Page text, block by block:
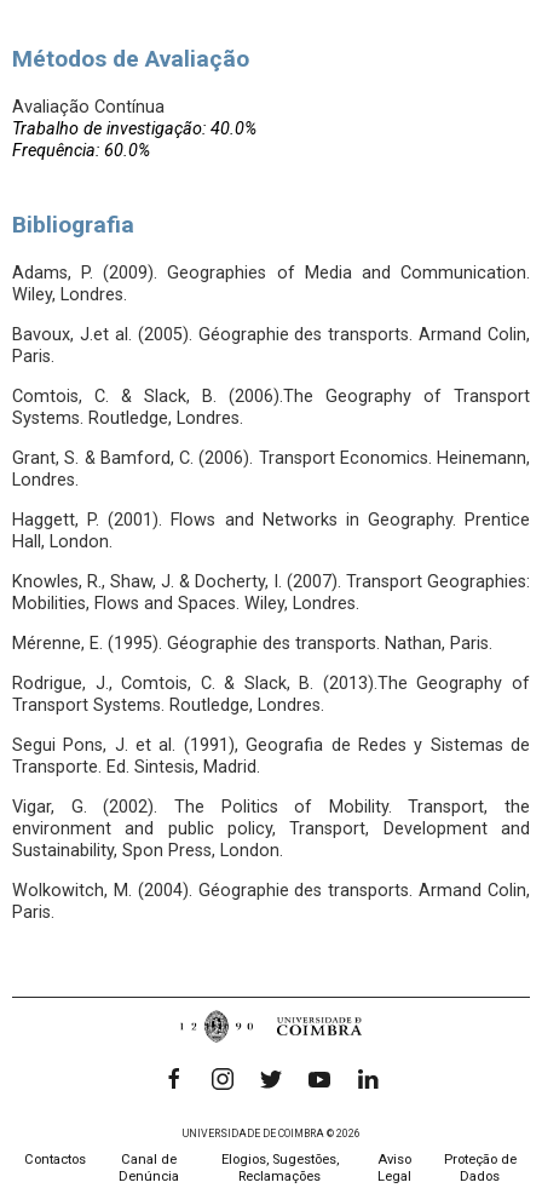
Métodos de Avaliação
Avaliação Contínua
Trabalho de investigação: 40.0%
Frequência: 60.0%
Bibliografia
Adams, P. (2009). Geographies of Media and Communication.
Wiley, Londres.
Bavoux, J.et al. (2005). Géographie des transports. Armand Colin,
Paris.
Comtois, C. & Slack, B. (2006).The Geography of Transport
Systems. Routledge, Londres.
Grant, S. & Bamford, C. (2006). Transport Economics. Heinemann,
Londres.
Haggett, P. (2001). Flows and Networks in Geography. Prentice
Hall, London.
Knowles, R., Shaw, J. & Docherty, I. (2007). Transport Geographies:
Mobilities, Flows and Spaces. Wiley, Londres.
Mérenne, E. (1995). Géographie des transports. Nathan, Paris.
Rodrigue, J., Comtois, C. & Slack, B. (2013).The Geography of
Transport Systems. Routledge, Londres.
Segui Pons, J. et al. (1991), Geografia de Redes y Sistemas de
Transporte. Ed. Sintesis, Madrid.
Vigar, G. (2002). The Politics of Mobility. Transport, the
environment and public policy, Transport, Development and
Sustainability, Spon Press, London.
Wolkowitch, M. (2004). Géographie des transports. Armand Colin,
Paris.
UNIVERSIDADE DE COIMBRA © 2026
Contactos
Canal de
Denúncia
Elogios, Sugestões,
Reclamações
Aviso
Legal
Proteção de
Dados